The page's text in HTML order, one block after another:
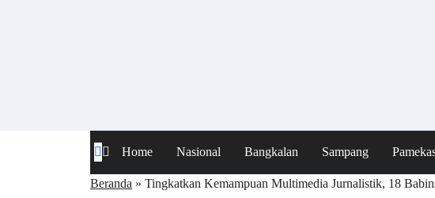
Home Nasional Bangkalan Sampang
Beranda » Tingkatkan Kemampuan Multimedia Jurnalistik, 18